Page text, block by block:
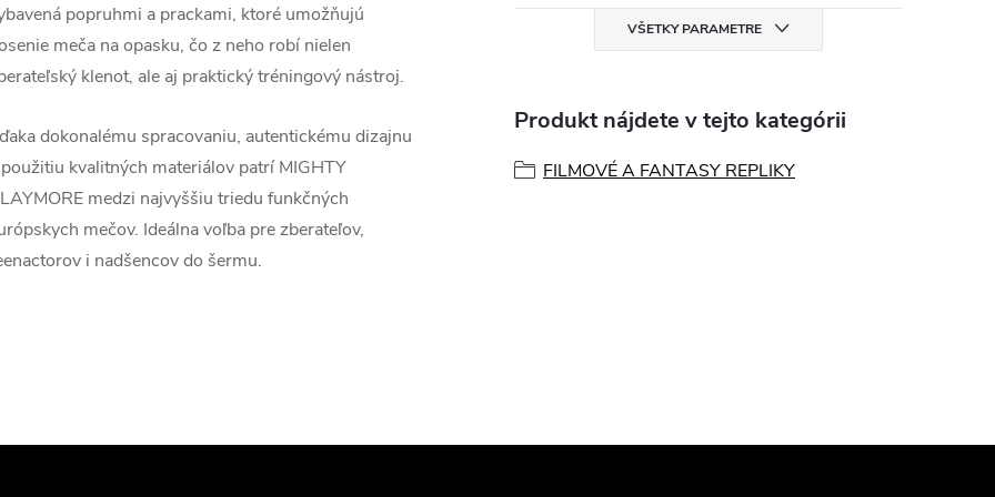
popruhmi a prackami, ktoré umožňujú
meča na opasku, čo z neho robí nielen
klenot, ale aj praktický tréningový nástroj.
dokonalému spracovaniu, autentickému dizajnu
kvalitných materiálov patrí MIGHTY
medzi najvyššiu triedu funkčných
mečov. Ideálna voľba pre zberateľov,
i nadšencov do šermu.
VŠETKY PARAMETRE
Produkt nájdete v tejto kategórii
FILMOVÉ A FANTASY REPLIKY